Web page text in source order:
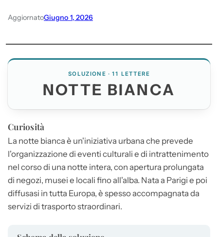
AggiornatoGiugno 1, 2026
SOLUZIONE · 11 LETTERE
NOTTE BIANCA
Curiosità
La notte bianca è un'iniziativa urbana che prevede
l'organizzazione di eventi culturali e di intrattenimento
nel corso di una notte intera, con apertura prolungata
di negozi, musei e locali fino all'alba. Nata a Parigi e poi
diffusasi in tutta Europa, è spesso accompagnata da
servizi di trasporto straordinari.